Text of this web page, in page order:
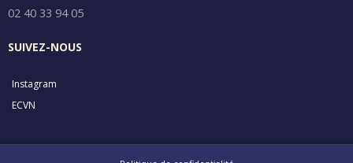
02 40 33 94 05
SUIVEZ-NOUS
Instagram
ECVN